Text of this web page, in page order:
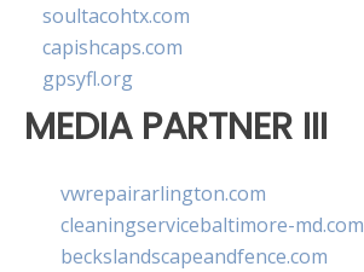
soultacohtx.com
capishcaps.com
gpsyfl.org
MEDIA PARTNER III
vwrepairarlington.com
cleaningservicebaltimore-md.com
beckslandscapeandfence.com